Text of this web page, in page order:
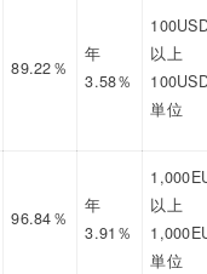
89.22％
年
3.58％
以上
単位
96.84％
年
3.91％
以上
単位